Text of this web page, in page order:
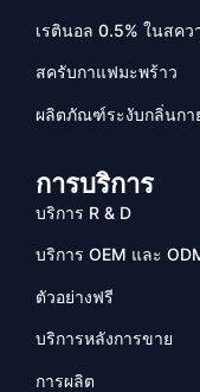
เรตินอล 0.5% ในสคว
สครับกาแฟมะพร้าว
ผลิตภัณฑ์ระงับกลิ่นกา
การบริการ
บริการ R & D
บริการ OEM และ
ตัวอย่างฟรี
บริการหลังการขาย
การผลิต